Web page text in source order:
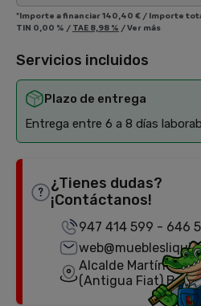
*Importe a financiar140,40 € / Importe
TIN 0,00 % / TAE 8,98 % /Ver más
Servicios incluidos
Plazo de entrega
Entrega entre 6 a 8 días
¿Tienes dudas?
¡Contáctanos!
947 414 599 - 646
Alcalde Martín
(Antigua Fiat)